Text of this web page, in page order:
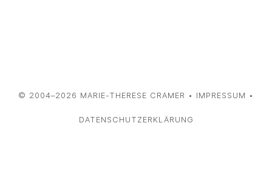
© 2004–2026 MARIE-THERESE CRAMER • IMPRESSUM •
DATENSCHUTZERKLÄRUNG